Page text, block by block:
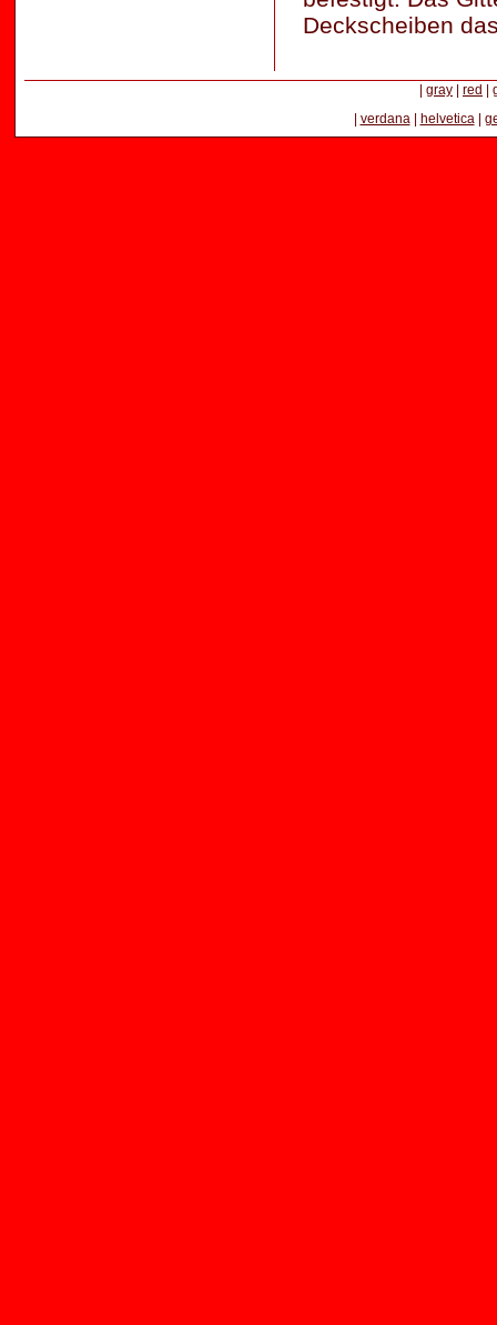
Deckscheiben
gray red
verdana| helvetica|